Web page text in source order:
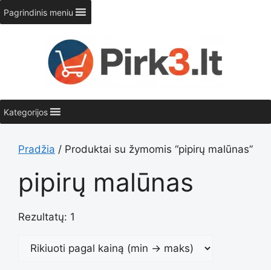
Pereiti
prie
turinio
Pagrindinis meniu
Kategorijos
Pradžia / Produktai su žymomis “pipirų malūnas”
pipirų malūnas
Rezultatų: 1